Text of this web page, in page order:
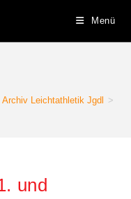
Menü
Archiv Leichtathletik Jgdl >
und